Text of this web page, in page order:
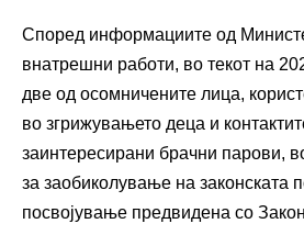
Според информациите од
внатрешни работи, во текот на
две од осомничените лица,
во згрижувањето деца и
заинтересирани брачни парови,
за заобиколување на законската
посвојување предвидена со